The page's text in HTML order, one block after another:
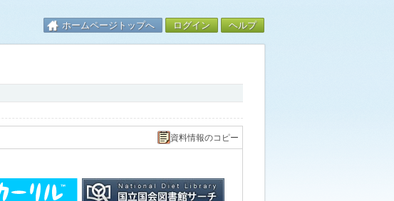
ホームページトップへ ログイン ヘルプ
資料情報のコピー